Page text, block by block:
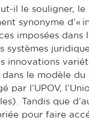
il le souligner, le
synonyme d’«
imposées dans
systèmes
innovations
dans le modèle
par l’UPOV,
Tandis que
pour faire